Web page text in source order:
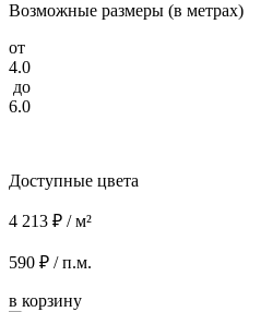
Возможные размеры (в метрах)
от
4.0
до
6.0
Доступные цвета
4 213 ₽ / м²
590 ₽ / п.м.
в корзину